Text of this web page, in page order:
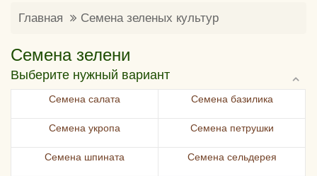
Главная Семена зеленых культур
Семена зелени
Выберите нужный вариант
Семена салата Семена базилика
Семена укропа Семена петрушки
Семена шпината Семена сельдерея